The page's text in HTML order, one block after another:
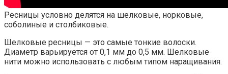
Ресницы условно делятся на шелковые, норковые,
соболиные и столбиковые.
Шелковые ресницы — это самые тонкие волоски.
Диаметр варьируется от 0,1 мм до 0,5 мм. Шелковые
нити можно использовать с любым типом наращивания.